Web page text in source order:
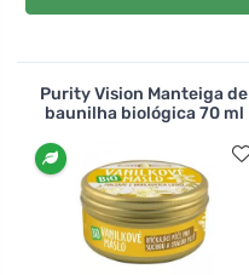
Purity Vision Manteiga de
baunilha biológica 70 ml